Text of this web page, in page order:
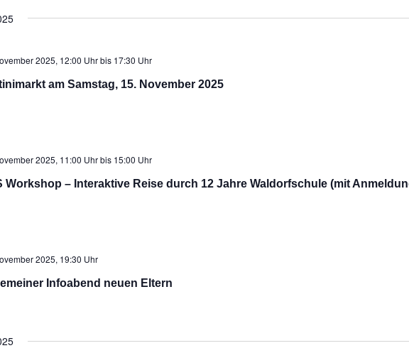
2025, 12:00 Uhrbis 17:30 Uhr
am Samstag, 15. November 2025
2025, 11:00 Uhrbis 15:00 Uhr
Workshop – Interaktive Reise durch 12 Jahre Waldorfschule (mit
2025, 19:30 Uhr
Infoabend neuen Eltern